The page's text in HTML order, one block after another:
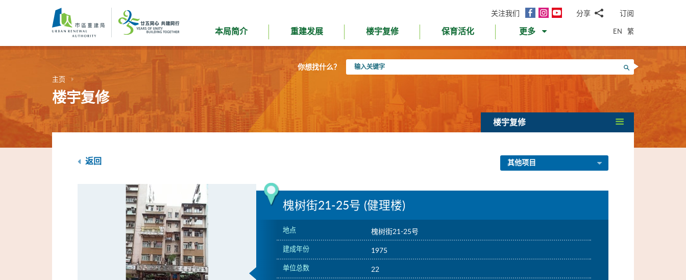
内
关注我们
面
InstagramYouTube分享
邮WhatsApp
微
信
面
书Twitter
LinkedIn
微
订阅
本局简介 重建发展 楼宇复修 保育活化 更多 EN 繁
你想找什么？
入
搜寻
主页
楼宇复修
楼宇复修
返回 其他项目
槐树街21-25号 (健理楼)
地点 槐树街21-25号
建成年份 1975
单位总数 22